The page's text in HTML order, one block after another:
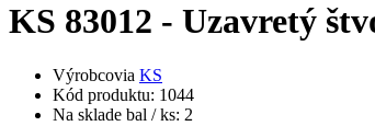
KS 83012 - Uzavretý
Výrobcovia KS
Kód produktu: 1044
Na sklade bal / ks: 2